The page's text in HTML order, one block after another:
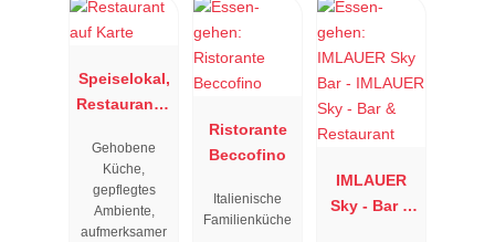
Speiselokal,
Restaurant "
"
Gehobene
Küche,
gepflegtes
Ambiente,
aufmerksamer
Ristorante
Beccofino
Italienische
Familienküche
IMLAUER
Sky - Bar &